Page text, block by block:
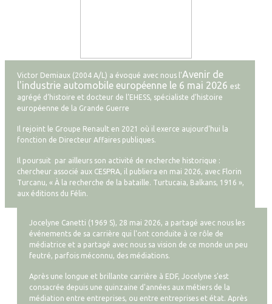
Victor Demiaux (2004 A/L) a évoqué avec nous l'Avenir de
l'industrie automobile européenne le 6 mai 2026 est
agrégé d’histoire et docteur de l’EHESS, spécialiste d’histoire
européenne de la Grande Guerre
Il rejoint le Groupe Renault en 2021 où il exerce aujourd'hui la
fonction de Directeur Affaires publiques.
Il poursuit par ailleurs son activité de recherche historique :
chercheur associé aux CESPRA, il publiera en mai 2026, avec Florin
Turcanu, « À la recherche de la bataille. Turtucaia, Balkans, 1916 »,
aux éditions du Félin.
Jocelyne Canetti (1969 S), 28 mai 2026, a partagé avec nous les
événements de sa carrière qui l'ont conduite à ce rôle de
médiatrice et a partagé avec nous sa vision de ce monde un peu
feutré, parfois méconnu, des médiations.
Après une longue et brillante carrière à EDF, Jocelyne s'est
consacrée depuis une quinzaine d'années aux métiers de la
médiation entre entreprises, ou entre entreprises et état. Après